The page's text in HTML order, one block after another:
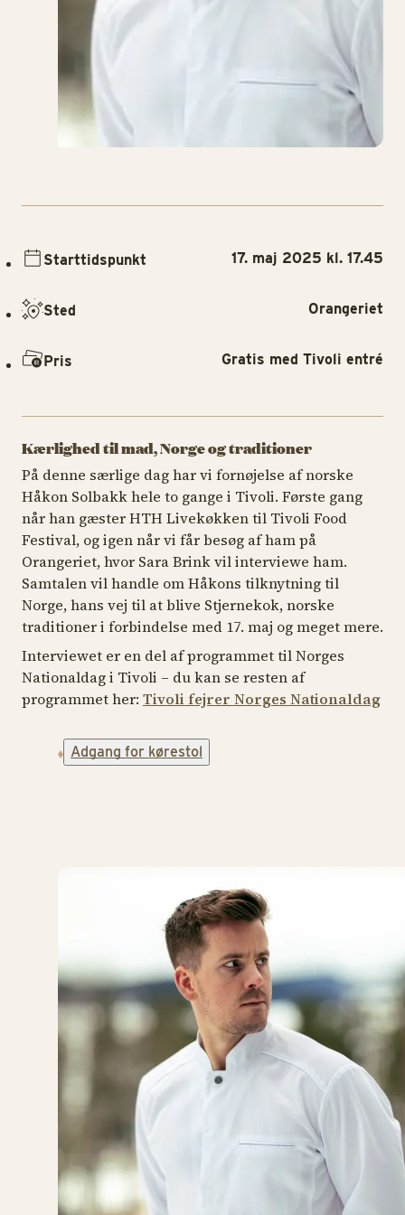
Kærlighed til mad, Norge og traditioner
På denne særlige dag har vi fornøjelse af norske
Håkon Solbakk hele to gange i Tivoli. Første gang
når han gæster HTH Livekøkken til Tivoli Food
Festival, og igen når vi får besøg af ham på
Orangeriet, hvor Sara Brink vil interviewe ham.
Samtalen vil handle om Håkons tilknytning til
Norge, hans vej til at blive Stjernekok, norske
traditioner i forbindelse med 17. maj og meget mere.
Interviewet er en del af programmet til Norges
Nationaldag i Tivoli – du kan se resten af
programmet her: Tivoli fejrer Norges Nationaldag
Adgang for kørestol
Starttidspunkt 17. maj 2025 kl. 17.45
Sted Orangeriet
Pris Gratis med Tivoli entré